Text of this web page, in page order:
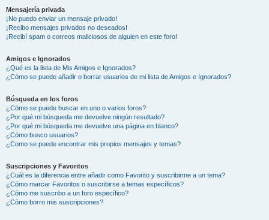
Mensajería privada
¡No puedo enviar un mensaje privado!
¡Recibo mensajes privados no deseados!
¡Recibí spam o correos maliciosos de alguien en este foro!
Amigos e Ignorados
¿Qué es la lista de Mis Amigos e Ignorados?
¿Cómo se puede añadir o borrar usuarios de mi lista de Amigos e Ignorados?
Búsqueda en los foros
¿Cómo se puede buscar en uno o varios foros?
¿Por qué mi búsqueda me devuelve ningún resultado?
¿Por qué mi búsqueda me devuelve una página en blanco?
¿Cómo busco usuarios?
¿Como se puede encontrar mis propios mensajes y temas?
Suscripciones y Favoritos
¿Cuál es la diferencia entre añadir como Favorito y suscribirme a un tema?
¿Cómo marcar Favoritos o suscribirse a temas específicos?
¿Cómo me suscribo a un foro específico?
¿Cómo borro mis suscripciones?